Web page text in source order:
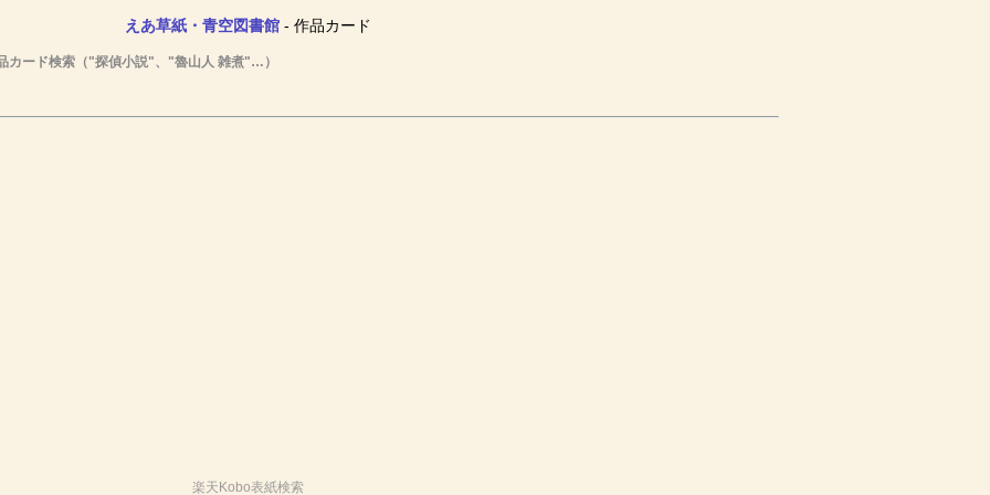
えあ草紙・青空図書館- 作品カード
カード検索（"探偵小説"、"魯山人 雑煮"…）
楽天Kobo表紙検索